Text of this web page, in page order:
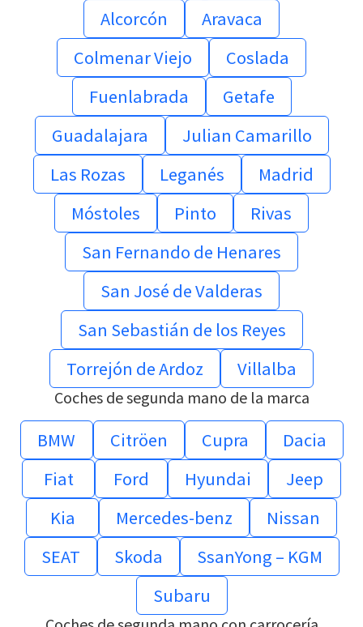
Alcorcón
Aravaca
Colmenar Viejo
Coslada
Fuenlabrada
Getafe
Guadalajara
Julian Camarillo
Las Rozas
Leganés
Madrid
Móstoles
Pinto
Rivas
San Fernando de Henares
San José de Valderas
San Sebastián de los Reyes
Torrejón de Ardoz
Villalba
Coches de segunda mano de la marca
BMW Citröen Cupra
Dacia
Fiat
Ford Hyundai
Jeep
Kia
Mercedes-benz
Nissan
SEAT
Skoda
SsanYong – KGM
Subaru